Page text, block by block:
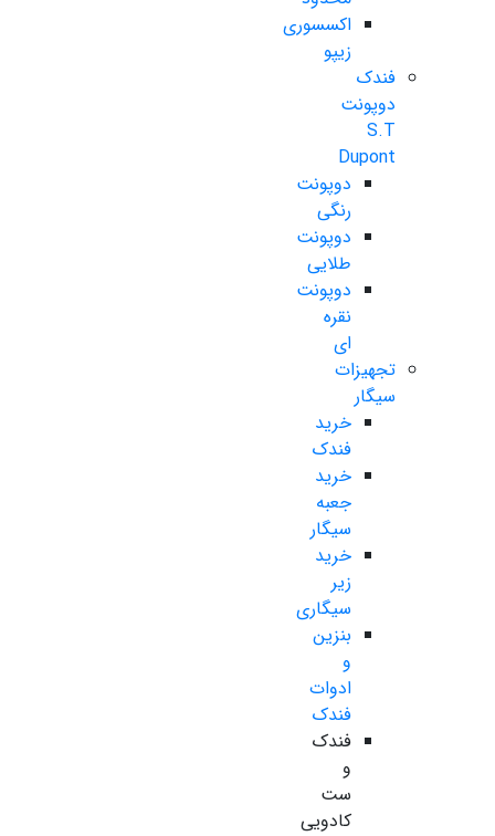
اکسسوری
زیپو
فندک
دوپونت
S.T
Dupont
دوپونت
رنگی
دوپونت
طلایی
دوپونت
نقره
ای
تجهیزات
سیگار
خرید
فندک
خرید
جعبه
سیگار
خرید
زیر
سیگاری
بنزین
و
ادوات
فندک
فندک
و
ست
کادویی